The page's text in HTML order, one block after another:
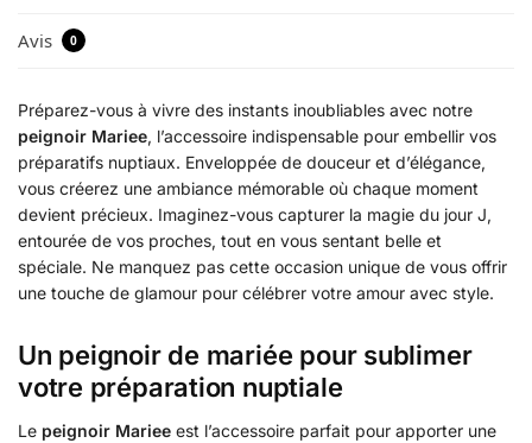
Avis 0
Préparez-vous à vivre des instants inoubliables avec notre
peignoir Mariee, l’accessoire indispensable pour embellir vos
préparatifs nuptiaux. Enveloppée de douceur et d’élégance,
vous créerez une ambiance mémorable où chaque moment
devient précieux. Imaginez-vous capturer la magie du jour J,
entourée de vos proches, tout en vous sentant belle et
spéciale. Ne manquez pas cette occasion unique de vous offrir
une touche de glamour pour célébrer votre amour avec style.
Un peignoir de mariée pour sublimer
votre préparation nuptiale
Le peignoir Mariee est l’accessoire parfait pour apporter une